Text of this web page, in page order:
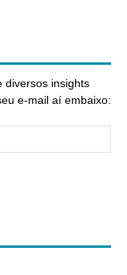
diversos insights
e-mail aí embaixo: